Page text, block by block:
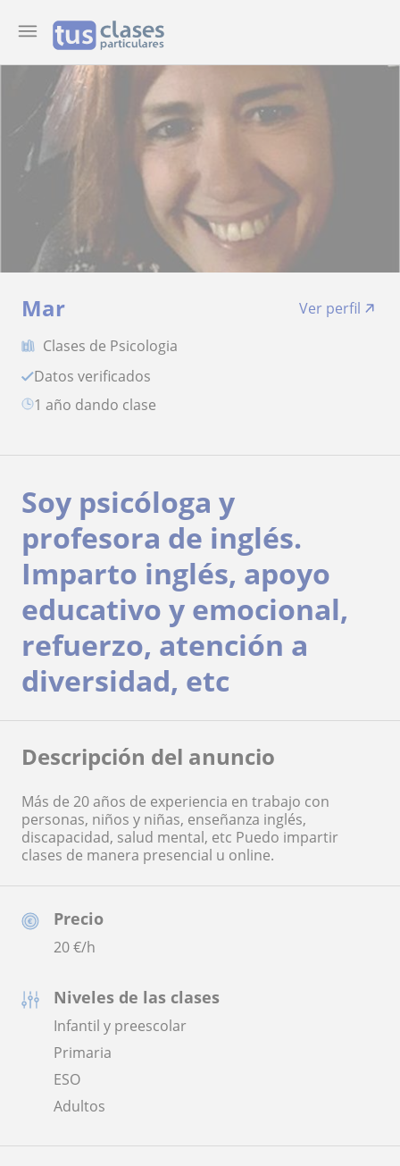
Mar
Ver perfil
Clases de Psicologia
Datos verificados
1 año dando clase
Precio
20€/h
Niveles de las clases
Infantil y preescolar
Primaria
ESO
Adultos
Soy psicóloga y
profesora de inglés.
Imparto inglés, apoyo
educativo y emocional,
refuerzo, atención a
diversidad, etc
Descripción del anuncio
Más de 20 años de experiencia en trabajo con
personas, niños y niñas, enseñanza inglés,
discapacidad, salud mental, etc Puedo impartir
clases de manera presencial u online.